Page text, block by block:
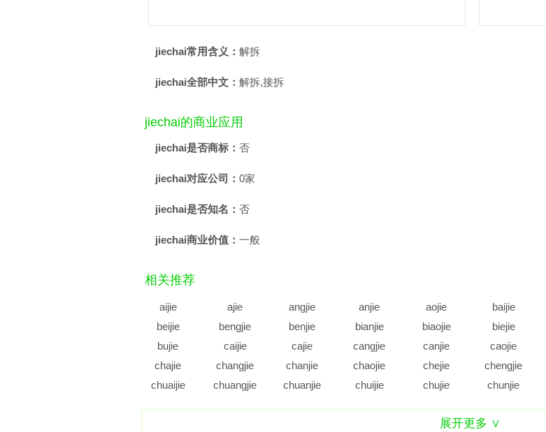
jiechai常用含义： 解拆
jiechai全部中文： 解拆,接拆
jiechai的商业应用
jiechai是否商标： 否
jiechai对应公司： 0家
jiechai是否知名： 否
jiechai商业价值： 一般
相关推荐
aijie ajie angjie anjie aojie baijie
beijie
bengjie benjie bianjie biaojie biejie
bujie
caijie cajie cangjie canjie caojie
chajie
changjie chanjie chaojie chejie chengjie
chuaijie
chuangjie chuanjie chuijie chujie chunjie
dijie dingjie
展开更多 ∨